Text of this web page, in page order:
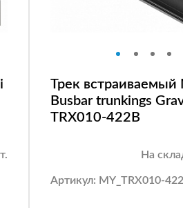
Трек встраиваемый
Busbar trunkings
TRX010-422B
На
Артикул: MY_TRX010-